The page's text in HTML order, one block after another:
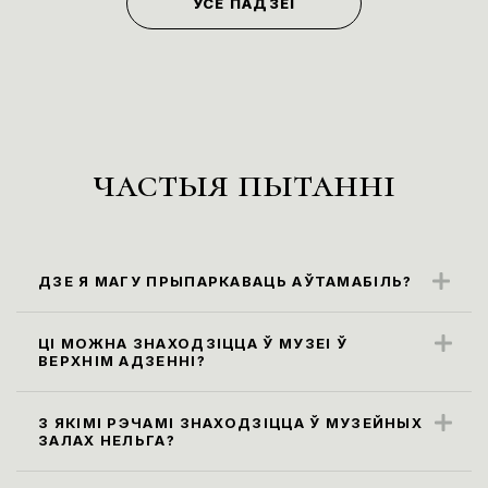
частыя пытанні
ДЗЕ Я МАГУ ПРЫПАРКАВАЦЬ АЎТАМАБІЛЬ?
знаходзяцца ўздоўж вул. Карла Маркса
(паркоўка платная)
ЦІ МОЖНА ЗНАХОДЗІЦЦА Ў МУЗЕІ Ў
ВЕРХНІМ АДЗЕННІ?
прадугледжваюць наведванне экспазіцыі
ў верхнім адзенні. Яго неабходна
З ЯКІМІ РЭЧАМІ ЗНАХОДЗІЦЦА Ў МУЗЕЙНЫХ
ЗАЛАХ НЕЛЬГА?